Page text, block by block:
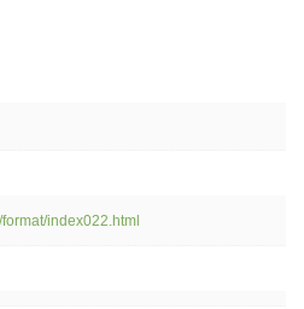
index022.html